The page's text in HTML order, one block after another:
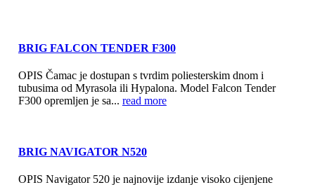
BRIG FALCON TENDER F300
OPIS Čamac je dostupan s tvrdim poliesterskim dnom i
tubusima od Myrasola ili Hypalona. Model Falcon Tender
F300 opremljen je sa... read more
BRIG NAVIGATOR N520
OPIS Navigator 520 je najnovije izdanje visoko cijenjene